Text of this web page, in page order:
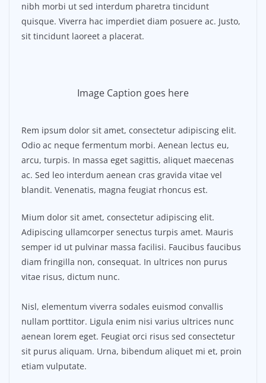
nibh morbi ut sed interdum pharetra tincidunt
quisque. Viverra hac imperdiet diam posuere ac. Justo,
sit tincidunt laoreet a placerat.
Image Caption goes here
Rem ipsum dolor sit amet, consectetur adipiscing elit.
Odio ac neque fermentum morbi. Aenean lectus eu,
arcu, turpis. In massa eget sagittis, aliquet maecenas
ac. Sed leo interdum aenean cras gravida vitae vel
blandit. Venenatis, magna feugiat rhoncus est.
Mium dolor sit amet, consectetur adipiscing elit.
Adipiscing ullamcorper senectus turpis amet. Mauris
semper id ut pulvinar massa facilisi. Faucibus faucibus
diam fringilla non, consequat. In ultrices non purus
vitae risus, dictum nunc.
Nisl, elementum viverra sodales euismod convallis
nullam porttitor. Ligula enim nisi varius ultrices nunc
aenean lorem eget. Feugiat orci risus sed consectetur
sit purus aliquam. Urna, bibendum aliquet mi et, proin
etiam vulputate.